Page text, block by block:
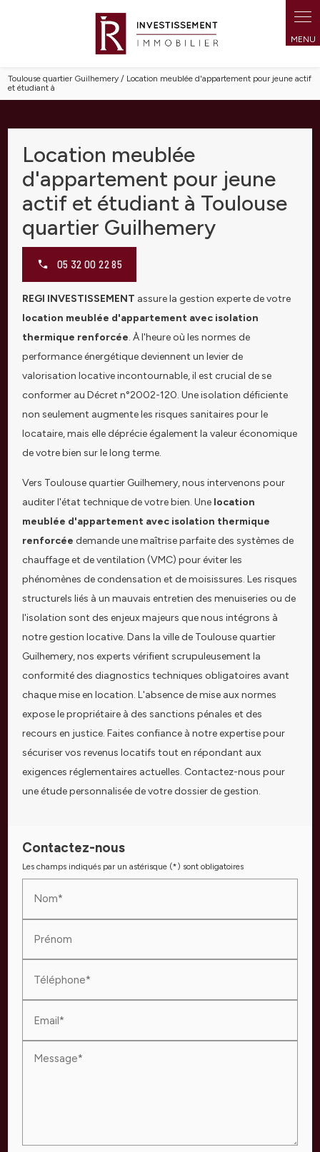
Toulouse quartier Guilhemery / Location meublée d'appartement pour jeune actif
et étudiant à
Location meublée
d'appartement pour jeune
actif et étudiant à Toulouse
quartier Guilhemery
05 32 00 22 85
REGI INVESTISSEMENT assure la gestion experte de votre
location meublée d'appartement avec isolation
thermique renforcée. À l'heure où les normes de
performance énergétique deviennent un levier de
valorisation locative incontournable, il est crucial de se
conformer au Décret n°2002-120. Une isolation déficiente
non seulement augmente les risques sanitaires pour le
locataire, mais elle déprécie également la valeur économique
de votre bien sur le long terme.
Vers Toulouse quartier Guilhemery, nous intervenons pour
auditer l'état technique de votre bien. Une location
meublée d'appartement avec isolation thermique
renforcée demande une maîtrise parfaite des systèmes de
chauffage et de ventilation (VMC) pour éviter les
phénomènes de condensation et de moisissures. Les risques
structurels liés à un mauvais entretien des menuiseries ou de
l'isolation sont des enjeux majeurs que nous intégrons à
notre gestion locative. Dans la ville de Toulouse quartier
Guilhemery, nos experts vérifient scrupuleusement la
conformité des diagnostics techniques obligatoires avant
chaque mise en location. L'absence de mise aux normes
expose le propriétaire à des sanctions pénales et des
recours en justice. Faites confiance à notre expertise pour
sécuriser vos revenus locatifs tout en répondant aux
exigences réglementaires actuelles. Contactez-nous pour
une étude personnalisée de votre dossier de gestion.
Contactez-nous
Les champs indiqués par un astérisque (*) sont obligatoires
Nom*
Prénom
Téléphone*
Email*
Message*